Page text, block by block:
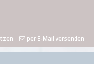
per E-Mail versenden